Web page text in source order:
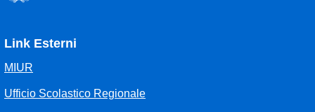
Link Esterni
MIUR
Ufficio Scolastico Regionale